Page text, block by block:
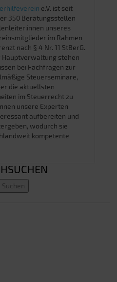
e.V. ist seit
350 Beratungsstellen
unseres
im Rahmen
nach § 4 Nr. 11 StBerG.
stehen
bei Fachfragen zur
Steuerseminare,
die aktuellsten
im Steuerrecht zu
unsere Experten
aufbereiten und
wodurch sie
kompetente
Suchen